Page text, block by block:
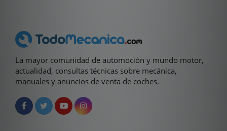
La mayor comunidad de automoción y mundo motor,
actualidad, consultas técnicas sobre mecánica,
manuales y anuncios de venta de coches.